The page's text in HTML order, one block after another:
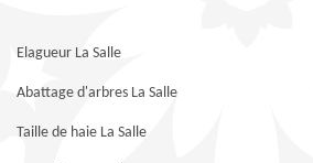
Elagueur La Salle
Abattage d'arbres La Salle
Taille de haie La Salle